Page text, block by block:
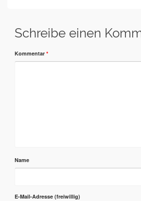
Schreibe einen
Kommentar *
Name
E-Mail-Adresse